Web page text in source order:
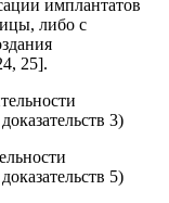
имплантатов
либо с
25].
3)
5)